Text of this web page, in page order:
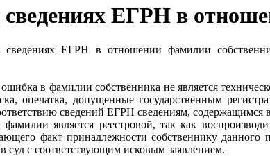
ЕГРН в
сведениях ЕГРН в отношении фамилии
в фамилии собственника не является
опечатка, допущенные государственным
сведений ЕГРН сведениям,
является реестровой, так как
факт принадлежности собственнику
суд с соответствующим исковым заявлением.